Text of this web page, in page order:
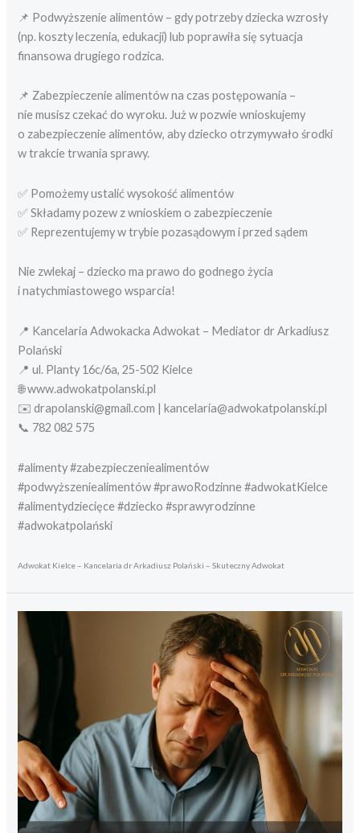
📌 Podwyższenie alimentów – gdy potrzeby dziecka wzrosły
(np. koszty leczenia, edukacji) lub poprawiła się sytuacja
finansowa drugiego rodzica.
📌 Zabezpieczenie alimentów na czas postępowania –
nie musisz czekać do wyroku. Już w pozwie wnioskujemy
o zabezpieczenie alimentów, aby dziecko otrzymywało środki
w trakcie trwania sprawy.
✅ Pomożemy ustalić wysokość alimentów
✅ Składamy pozew z wnioskiem o zabezpieczenie
✅ Reprezentujemy w trybie pozasądowym i przed sądem
Nie zwlekaj – dziecko ma prawo do godnego życia
i natychmiastowego wsparcia!
📍 Kancelaria Adwokacka Adwokat – Mediator dr Arkadiusz
Polański
📍 ul. Planty 16c/6a, 25-502 Kielce
🌐 www.adwokatpolanski.pl
✉️ drapolanski@gmail.com | kancelaria@adwokatpolanski.pl
📞 782 082 575
#alimenty #zabezpieczeniealimentów
#podwyższeniealimentów #prawoRodzinne #adwokatKielce
#alimentydziecięce #dziecko #sprawyrodzinne
#adwokatpolański
Adwokat Kielce – Kancelaria dr Arkadiusz Polański – Skuteczny Adwokat